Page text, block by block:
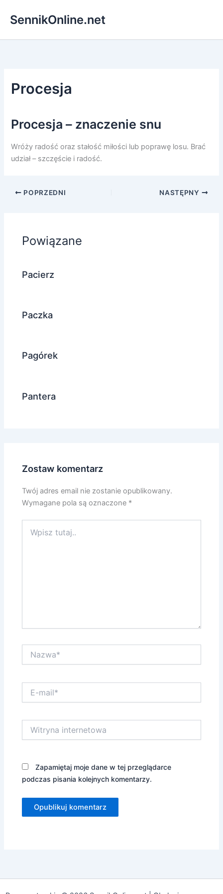
SennikOnline.net
Procesja
Procesja – znaczenie snu
Wróży radość oraz stałość miłości lub poprawę losu. Brać
udział – szczęście i radość.
POPRZEDNI NASTĘPNY
Powiązane
Pacierz
Paczka
Pagórek
Pantera
Zostaw komentarz
Twój adres email nie zostanie opublikowany.
Wymagane pola są oznaczone *
tutaj..
mail*
internetowa
Zapamiętaj moje dane w tej przeglądarce
podczas pisania kolejnych komentarzy.